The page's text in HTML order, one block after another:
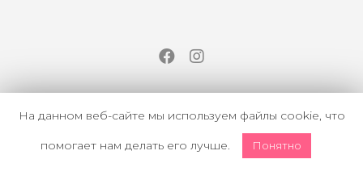
FacebookInstagram
На данном веб-сайте мы используем файлы cookie, что
помогает нам делать его лучше. Понятно